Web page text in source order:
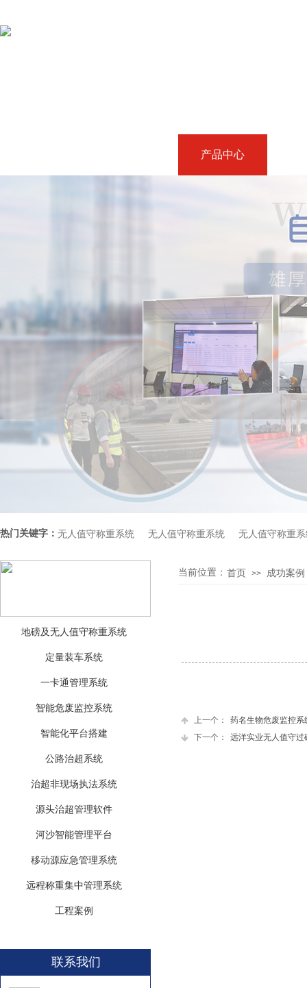
产品中心
热门关键字： 无人值守称重系统 无人值守称重系统 无人值守称重
当前位置： 首页 >> 成功案例
上一个：
药名生物危废监控系
下一个：
远洋实业无人值守过
地磅及无人值守称重系统
定量装车系统
一卡通管理系统
智能危废监控系统
智能化平台搭建
公路治超系统
治超非现场执法系统
源头治超管理软件
河沙智能管理平台
移动源应急管理系统
远程称重集中管理系统
工程案例
联系我们